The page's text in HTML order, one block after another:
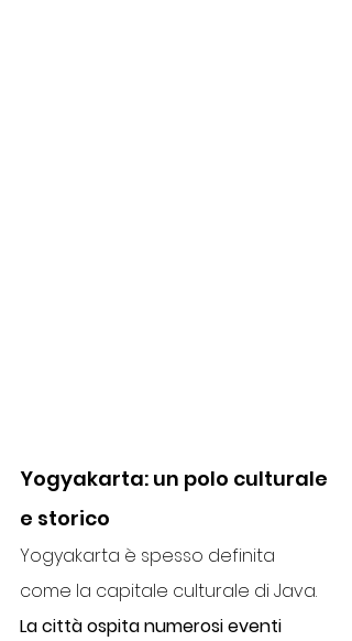
Yogyakarta: un polo culturale
e storico
Yogyakarta è spesso definita
come la capitale culturale di Java.
La città ospita numerosi eventi